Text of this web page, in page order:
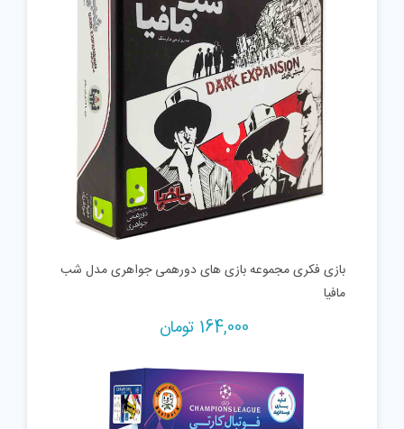
بازی فکری مجموعه بازی های دورهمی جواهری مدل شب
مافیا
164,000 تومان